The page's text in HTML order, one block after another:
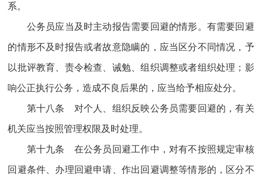
系。
公务员应当及时主动报告需要回避的情形。有需要回避
的情形不及时报告或者故意隐瞒的，应当区分不同情况，予
以批评教育、责令检查、诫勉、组织调整或者组织处理；影
响公正执行公务，造成不良后果的，应当给予相应处分。
第十八条 对个人、组织反映公务员需要回避的，有关
机关应当按照管理权限及时处理。
第十九条 在公务员回避工作中，对有不按照规定审核
回避条件、办理回避申请、作出回避调整等情形的，区分不